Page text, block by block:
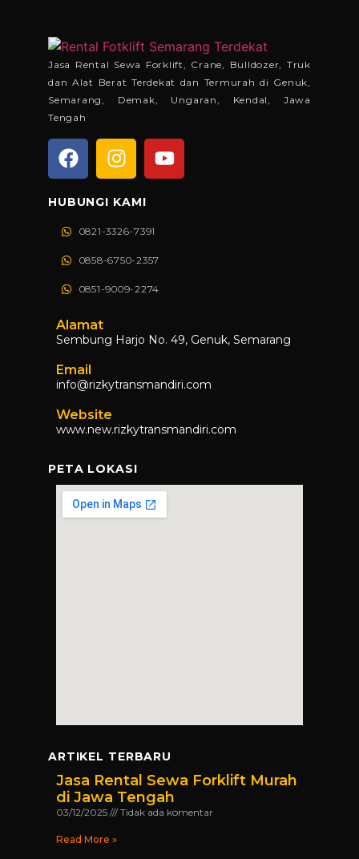
Jasa Rental Sewa Forklift, Crane, Bulldozer, Truk
dan Alat Berat Terdekat dan Termurah di Genuk,
Semarang, Demak, Ungaran, Kendal, Jawa
Tengah
HUBUNGI KAMI
0821-3326-7391
0858-6750-2357
0851-9009-2274
Alamat
Sembung Harjo No. 49, Genuk, Semarang​
Email
info@rizkytransmandiri.com
Website
www.new.rizkytransmandiri.com
PETA LOKASI
ARTIKEL TERBARU
Jasa Rental Sewa Forklift Murah
di Jawa Tengah
03/12/2025 Tidak ada komentar
Read More »